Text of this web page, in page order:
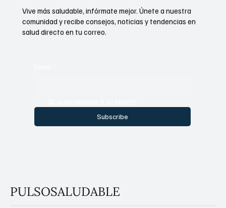
Subscribe
Vive más saludable, infórmate mejor. Únete a nuestra
comunidad y recibe consejos, noticias y tendencias en
salud directo en tu correo.
PULSOSALUDABLE